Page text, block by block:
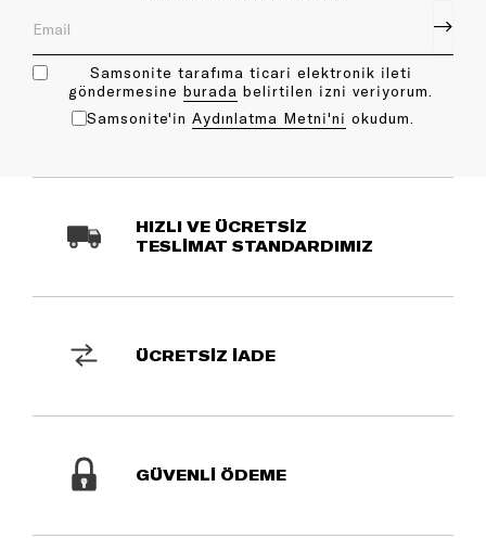
Samsonite tarafıma ticari elektronik ileti
göndermesine bu rada belirtilen izni veriyorum.
Samsonite'in Aydınlatma Metni'ni okudum.
HIZLI VE ÜCRETSİZ
TESLİMAT STANDARDIMIZ
ÜCRETSİZ İADE
GÜVENLİ ÖDEME